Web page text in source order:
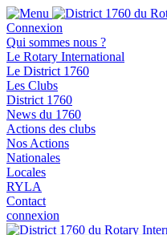
Connexion
Qui sommes nous ?
Le Rotary International
Le District 1760
Les Clubs
District 1760
News du 1760
Actions des clubs
Nos Actions
Nationales
Locales
RYLA
Contact
connexion